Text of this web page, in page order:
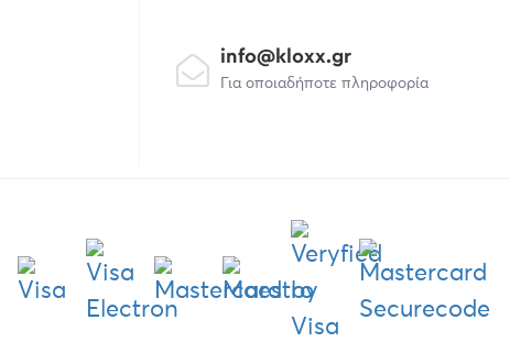
info@kloxx.gr
Για οποιαδήποτε πληροφορία